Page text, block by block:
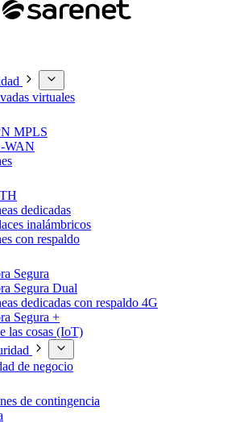
virtuales
MPLS
WAN
dedicadas
inalámbricos
con respaldo
Segura
Segura Dual
dedicadas con respaldo 4G
Segura +
las cosas (IoT)
de negocio
de contingencia